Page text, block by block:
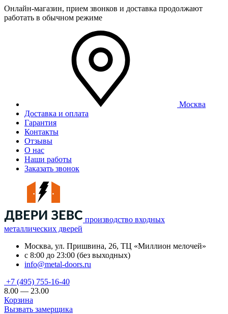
Онлайн-магазин, прием звонков и доставка продолжают
работать в обычном режиме
Москва
Доставка и оплата
Гарантия
Контакты
Отзывы
О нас
Наши работы
Заказать звонок
производство входных
металлических дверей
Москва, ул. Пришвина, 26, ТЦ «Миллион мелочей»
с 8:00 до 23:00 (без выходных)
info@metal-doors.ru
+7 (495) 755-16-40
8.00 — 23.00
Корзина
Вызвать замерщика